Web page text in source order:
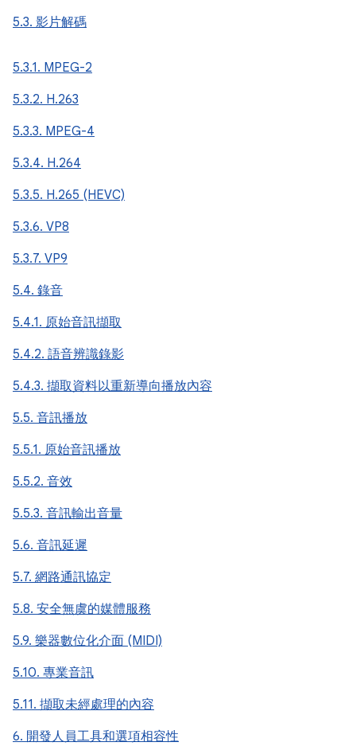
5.3. 影片解碼
5.3.1. MPEG-2
5.3.2. H.263
5.3.3. MPEG-4
5.3.4. H.264
5.3.5. H.265 (HEVC)
5.3.6. VP8
5.3.7. VP9
5.4. 錄音
5.4.1. 原始音訊擷取
5.4.2. 語音辨識錄影
5.4.3. 擷取資料以重新導向播放內容
5.5. 音訊播放
5.5.1. 原始音訊播放
5.5.2. 音效
5.5.3. 音訊輸出音量
5.6. 音訊延遲
5.7. 網路通訊協定
5.8. 安全無虞的媒體服務
5.9. 樂器數位化介面 (MIDI)
5.10. 專業音訊
5.11. 擷取未經處理的內容
6. 開發人員工具和選項相容性